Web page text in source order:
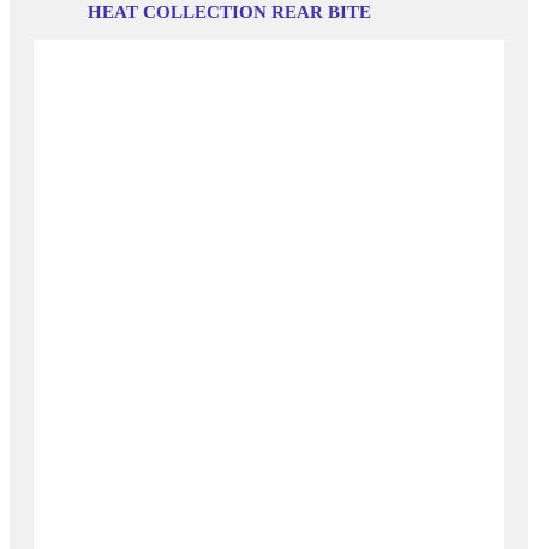
HEAT COLLECTION REAR BITE